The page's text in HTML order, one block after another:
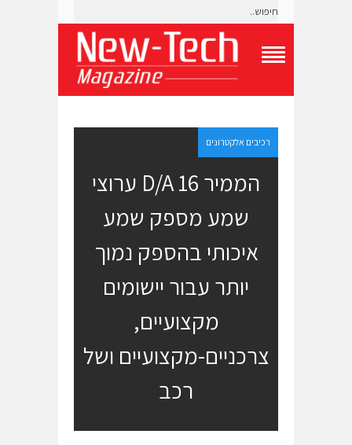
g
l
e
N
רכיבים אלקטרונים
הממיר D/A 16 ערוצי
שמע מספק שמע
איכותי בהספק נמוך
יותר עבור יישומים
מקצועיים,
צרכניים-מקצועיים ושל
רכב